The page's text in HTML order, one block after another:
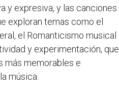
y expresiva, y las canciones
exploran temas como el
el Romanticismo musical
y experimentación, que
más memorables e
música.